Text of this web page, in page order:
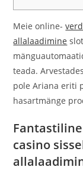
Meie online-
allalaadimine
teada.
pole Ariana eriti
hasartmänge
casino